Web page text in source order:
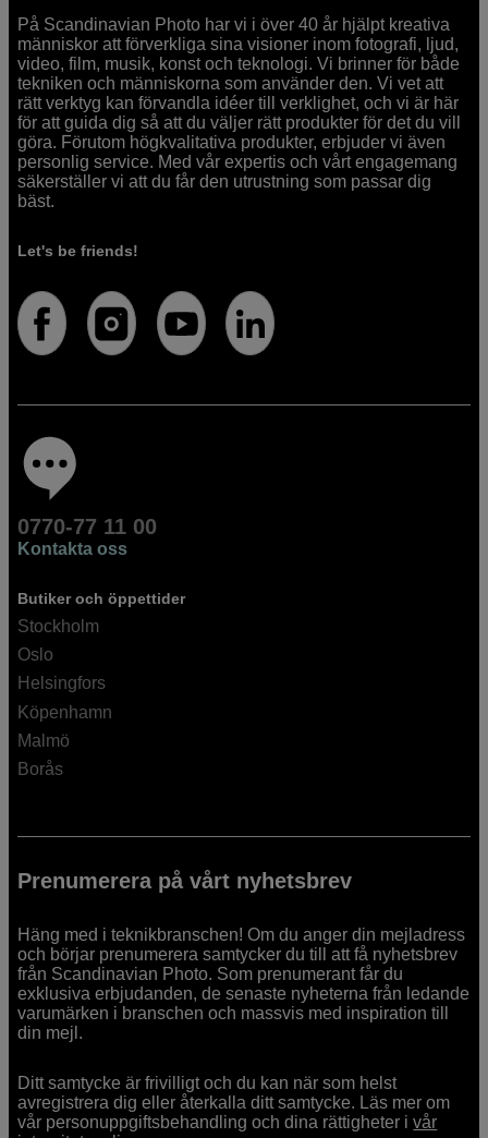
På Scandinavian Photo har vi i över 40 år hjälpt kreativa
människor att förverkliga sina visioner inom fotografi, ljud,
video, film, musik, konst och teknologi. Vi brinner för både
tekniken och människorna som använder den. Vi vet att
rätt verktyg kan förvandla idéer till verklighet, och vi är här
för att guida dig så att du väljer rätt produkter för det du vill
göra. Förutom högkvalitativa produkter, erbjuder vi även
personlig service. Med vår expertis och vårt engagemang
säkerställer vi att du får den utrustning som passar dig
bäst.
Let's be friends!
0770-77 11 00
Kontakta oss
Butiker och öppettider
Stockholm
Oslo
Helsingfors
Köpenhamn
Malmö
Borås
Prenumerera på vårt nyhetsbrev
Häng med i teknikbranschen! Om du anger din mejladress
och börjar prenumerera samtycker du till att få nyhetsbrev
från Scandinavian Photo. Som prenumerant får du
exklusiva erbjudanden, de senaste nyheterna från ledande
varumärken i branschen och massvis med inspiration till
din mejl.
Ditt samtycke är frivilligt och du kan när som helst
avregistrera dig eller återkalla ditt samtycke. Läs mer om
vår personuppgiftsbehandling och dina rättigheter ivår